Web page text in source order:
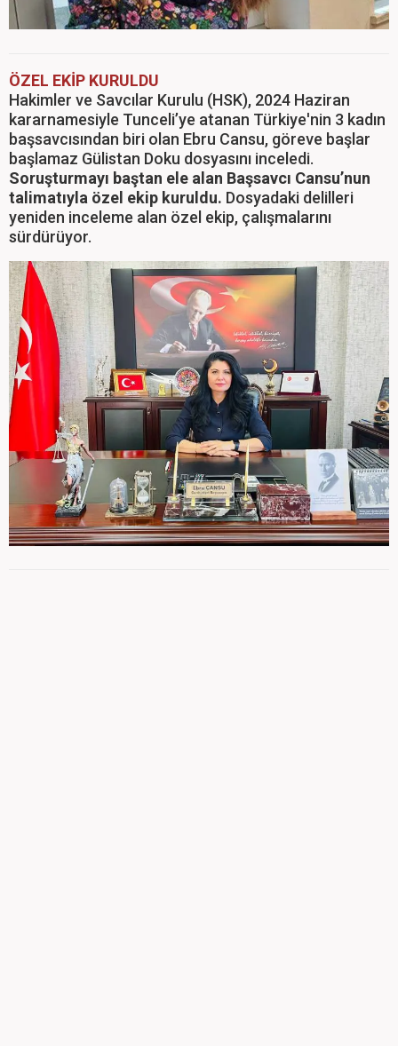
ÖZEL EKİP KURULDU
Hakimler ve Savcılar Kurulu (HSK), 2024 Haziran
kararnamesiyle Tunceli’ye atanan Türkiye'nin 3 kadın
başsavcısından biri olan Ebru Cansu, göreve başlar
başlamaz Gülistan Doku dosyasını inceledi.
Soruşturmayı baştan ele alan Başsavcı Cansu’nun
talimatıyla özel ekip kuruldu. Dosyadaki delilleri
yeniden inceleme alan özel ekip, çalışmalarını
sürdürüyor.